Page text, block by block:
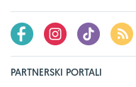
PARTNERSKI PORTALI